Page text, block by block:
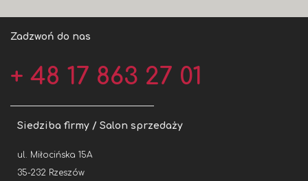
Zadzwoń do nas
+ 48 17 863 27 01
Siedziba firmy / Salon sprzedaży
ul. Miłocińska 15A
35-232 Rzeszów